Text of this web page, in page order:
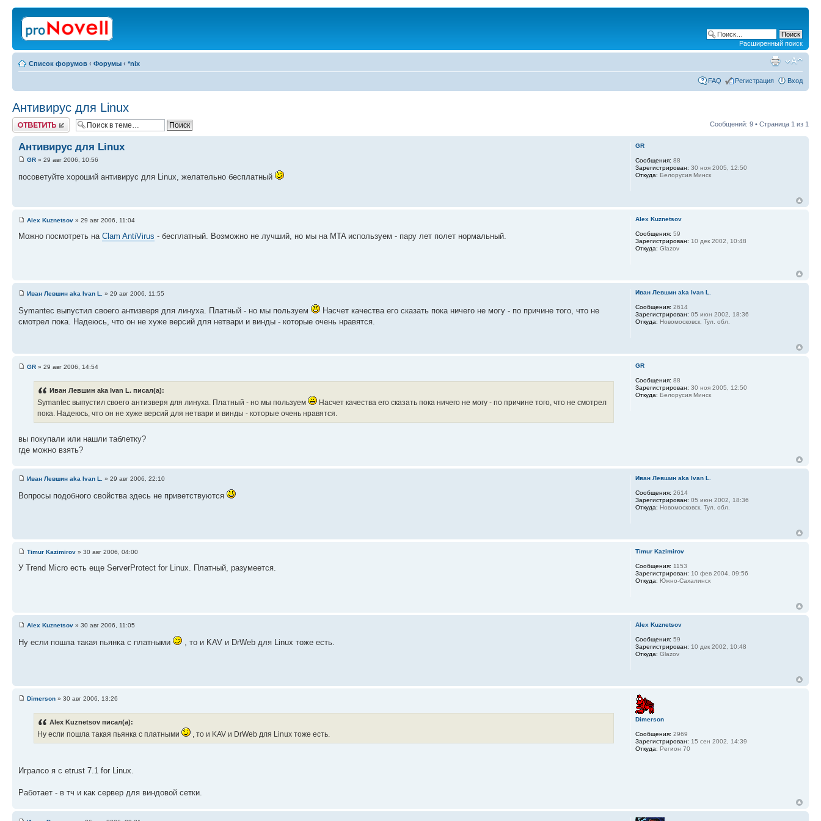
Расширенный поиск
Список форумов ‹ Форумы ‹ *nix
FAQ Регистрация Вход
Антивирус для Linux
Ответить Сообщений: 9 • Страница 1 из 1
Антивирус для Linux
GR » 29 авг 2006, 10:56
посоветуйте хороший антивирус для Linux, желательно бесплатный
GR
Сообщения: 88
Зарегистрирован: 30 ноя 2005, 12:50
Откуда: Белорусия Минск
Alex Kuznetsov » 29 авг 2006, 11:04
Можно посмотреть на Clam AntiVirus - бесплатный. Возможно не лучший, но мы на MTA используем - пару лет полет нормальный.
Alex Kuznetsov
Сообщения: 59
Зарегистрирован: 10 дек 2002, 10:48
Откуда: Glazov
Иван Левшин aka Ivan L.
» 29 авг 2006, 11:55
Symantec выпустил своего антизверя для линуха. Платный - но мы пользуем
Насчет качества его сказать пока ничего не могу - по причине того, что не
смотрел пока. Надеюсь, что он не хуже версий для нетвари и винды - которые очень нравятся.
Иван Левшин aka Ivan L.
Сообщения: 2614
Зарегистрирован: 05 июн 2002, 18:36
Откуда: Новомосковск, Тул. обл.
GR » 29 авг 2006, 14:54
Иван Левшин aka Ivan L. писал(а):
Symantec выпустил своего антизверя для линуха. Платный - но мы пользуем
Насчет качества его сказать пока ничего не могу - по причине того, что не смотрел
пока. Надеюсь, что он не хуже версий для нетвари и винды - которые очень нравятся.
вы покупали или нашли таблетку?
где можно взять?
GR
Сообщения: 88
Зарегистрирован: 30 ноя 2005, 12:50
Откуда: Белорусия Минск
Иван Левшин aka Ivan L.
» 29 авг 2006, 22:10
Вопросы подобного свойства здесь не приветствуются
Иван Левшин aka Ivan L.
Сообщения: 2614
Зарегистрирован: 05 июн 2002, 18:36
Откуда: Новомосковск, Тул. обл.
Timur Kazimirov » 30 авг 2006, 04:00
У Trend Micro есть еще ServerProtect for Linux. Платный, разумеется.
Timur Kazimirov
Сообщения: 1153
Зарегистрирован: 10 фев 2004, 09:56
Откуда: Южно-Сахалинск
Alex Kuznetsov » 30 авг 2006, 11:05
Ну если пошла такая пьянка с платными , то и KAV и DrWeb для Linux тоже есть.
Alex Kuznetsov
Сообщения: 59
Зарегистрирован: 10 дек 2002, 10:48
Откуда: Glazov
Dimerson » 30 авг 2006, 13:26
Alex Kuznetsov писал(а):
Ну если пошла такая пьянка с платными , то и KAV и DrWeb для Linux тоже есть.
Игралсо я с etrust 7.1 for Linux.
Работает - в тч и как сервер для виндовой сетки.
Dimerson
Сообщения: 2969
Зарегистрирован: 15 сен 2002, 14:39
Откуда: Регион 70